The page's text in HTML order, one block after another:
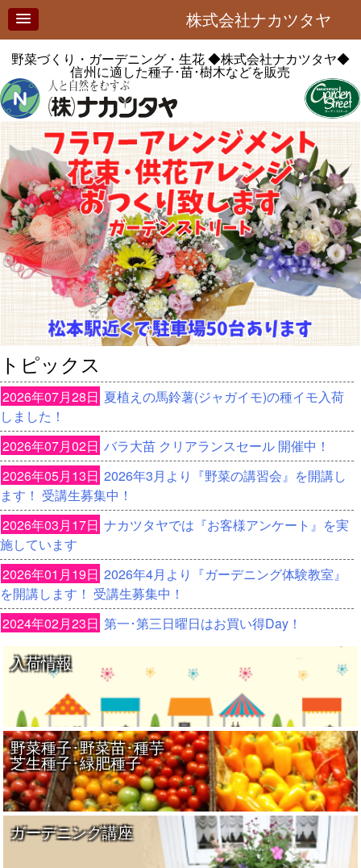
株式会社ナカツタヤ
野菜づくり・ガーデニング・生花◆株式会社ナカツタヤ◆
信州に適した種子･苗･樹木などを販売
トピックス
2026年07月28日 夏植えの馬鈴薯(ジャガイモ)の種イモ入荷
しました！
2026年07月02日 バラ大苗 クリアランスセール 開催中！
2026年05月13日 2026年3月より『野菜の講習会』を開講し
ます！ 受講生募集中！
2026年03月17日 ナカツタヤでは『お客様アンケート』を実
施しています
2026年01月19日 2026年4月より『ガーデニング体験教室』
を開講します！ 受講生募集中！
2024年02月23日 第一･第三日曜日はお買い得Day！
入荷情報
野菜種子･野菜苗･種芋
芝生種子･緑肥種子
ガーデニング講座